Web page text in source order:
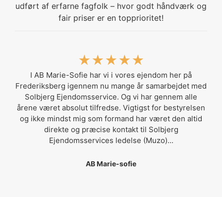
udført af erfarne fagfolk – hvor godt håndværk og
fair priser er en topprioritet!
★★★★★
I AB Marie-Sofie har vi i vores ejendom her på
Frederiksberg igennem nu mange år samarbejdet med
Solbjerg Ejendomsservice. Og vi har gennem alle
årene været absolut tilfredse. Vigtigst for bestyrelsen
og ikke mindst mig som formand har været den altid
direkte og præcise kontakt til Solbjerg
Ejendomsservices ledelse (Muzo)...
AB Marie-sofie